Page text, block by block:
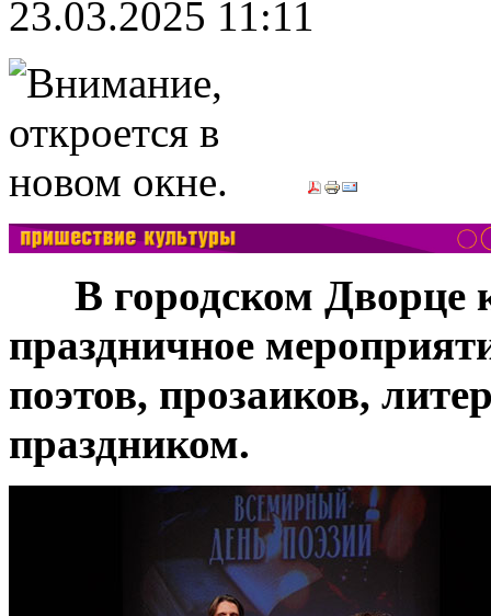
23.03.2025 11:11
В городском Дворце
праздничное
поэтов, прозаиков,
праздником.